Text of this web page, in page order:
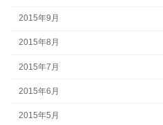
2015年9月
2015年8月
2015年7月
2015年6月
2015年5月